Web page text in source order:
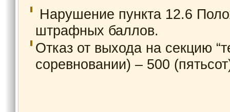
Нарушение пункта 12.6
штрафных баллов.
Отказ от выхода на секцию
соревновании) – 500